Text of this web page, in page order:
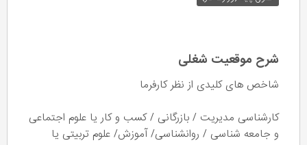
شرح موقعیت شغلی
شاخص های کلیدی از نظر کارفرما
کارشناسی مدیریت / بازرگانی / کسب و کار یا علوم اجتماعی
و جامعه شناسی / روانشناسی/ آموزش/ علوم تربیتی یا